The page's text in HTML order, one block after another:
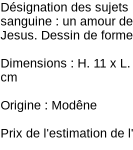
Désignation des
sanguine : un amour
Jesus. Dessin de
Dimensions : H. 11 x
cm
Origine : Modêne
Prix de l'estimation de